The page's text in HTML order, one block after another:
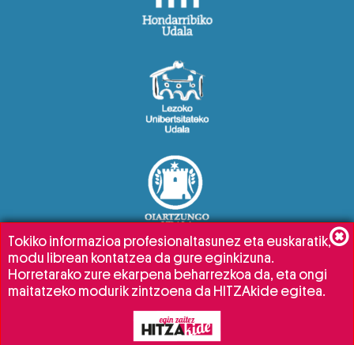
Tokiko informazioa profesionaltasunez eta euskaratik,
modu librean kontatzea da gure eginkizuna.
Horretarako zure ekarpena beharrezkoa da, eta ongi
maitatzeko modurik zintzoena da HITZAkide egitea.